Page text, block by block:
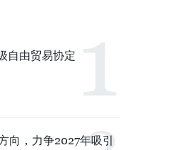
自由贸易协定
向，力争2027年吸引